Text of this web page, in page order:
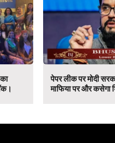
पेपर लीक पर मोदी
माफिया पर और कसेगा